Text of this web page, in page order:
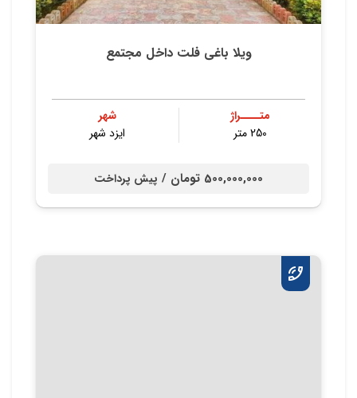
ویلا باغی فلت داخل مجتمع
متــــراژ
250 متر
شهر
ایزد شهر
500,000,000 تومان / پیش پرداخت